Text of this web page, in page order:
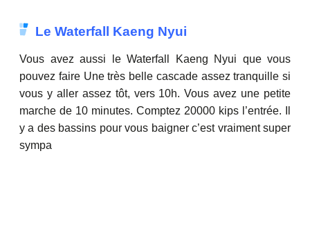
Le Waterfall Kaeng Nyui
Vous avez aussi le Waterfall Kaeng Nyui que vous
pouvez faire Une très belle cascade assez tranquille si
vous y aller assez tôt, vers 10h. Vous avez une petite
marche de 10 minutes. Comptez 20000 kips l’entrée. Il
y a des bassins pour vous baigner c’est vraiment super
sympa